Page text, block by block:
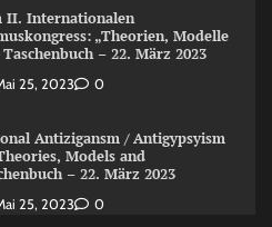
II. Internationalen
„Theorien, Modelle
– 22. März 2023
25, 2023 0
Antizigansm / Antigypsyism
Models and
– 22. März 2023
25, 2023 0